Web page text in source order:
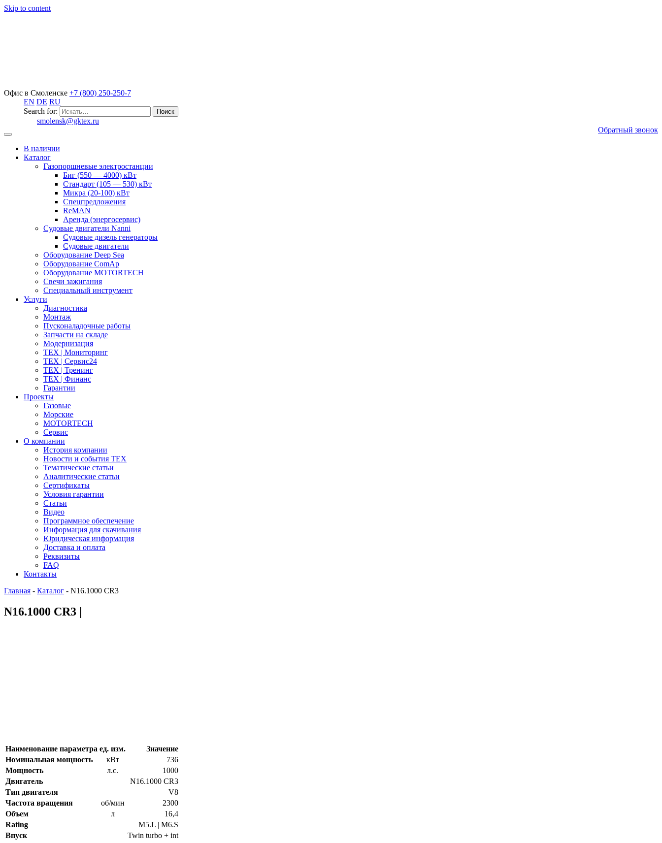
Skip to content
Офис в Смоленске +7 (800) 250-250-7
EN DE RU
Search for:
smolensk@gktex.ru
Обратный звонок
В наличии
Каталог
Газопоршневые электростанции
Биг (550 — 4000) кВт
Стандарт (105 — 530) кВт
Микра (20-100) кВт
Спецпредложения
ReMAN
Аренда (энергосервис)
Судовые двигатели Nanni
Судовые дизель генераторы
Судовые двигатели
Оборудование Deep Sea
Оборудование ComAp
Оборудование MOTORTECH
Свечи зажигания
Специальный инструмент
Услуги
Диагностика
Монтаж
Пусконаладочные работы
Запчасти на складе
Модернизация
ТЕХ | Мониторинг
ТЕХ | Сервис24
ТЕХ | Тренинг
ТЕХ | Финанс
Гарантии
Проекты
Газовые
Морские
MOTORTECH
Сервис
О компании
История компании
Новости и события ТЕХ
Тематические статьи
Аналитические статьи
Сертификаты
Условия гарантии
Статьи
Видео
Программное обеспечение
Информация для скачивания
Юридическая информация
Доставка и оплата
Реквизиты
FAQ
Контакты
Главная - Каталог - N16.1000 CR3
N16.1000 CR3 |
Наименование параметра ед. изм.
Значение
Номинальная мощность
кВт
736
Мощность
л.с.
1000
Двигатель
N16.1000 CR3
Тип двигателя
V8
Частота вращения
об/мин
2300
Объем
л
16,4
Rating
M5.L | M6.S
Впуск
Twin turbo + int